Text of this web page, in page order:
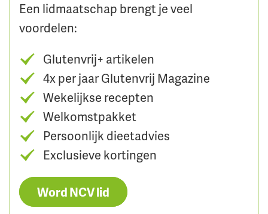
Een lidmaatschap brengt je veel
voordelen:
Glutenvrij+ artikelen
4x per jaar Glutenvrij Magazine
Wekelijkse recepten
Welkomstpakket
Persoonlijk dieetadvies
Exclusieve kortingen
Word NCV lid